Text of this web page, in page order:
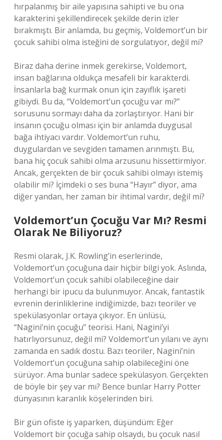
hırpalanmış bir aile yapısına sahipti ve bu ona
karakterini şekillendirecek şekilde derin izler
bırakmıştı. Bir anlamda, bu geçmiş, Voldemort’un bir
çocuk sahibi olma isteğini de sorgulatıyor, değil mi?
Biraz daha derine inmek gerekirse, Voldemort,
insan bağlarına oldukça mesafeli bir karakterdi.
İnsanlarla bağ kurmak onun için zayıflık işareti
gibiydi. Bu da, “Voldemort’un çocuğu var mı?”
sorusunu sormayı daha da zorlaştırıyor. Hani bir
insanın çocuğu olması için bir anlamda duygusal
bağa ihtiyacı vardır. Voldemort’un ruhu,
duygulardan ve sevgiden tamamen arınmıştı. Bu,
bana hiç çocuk sahibi olma arzusunu hissettirmiyor.
Ancak, gerçekten de bir çocuk sahibi olmayı istemiş
olabilir mi? İçimdeki o ses buna “Hayır” diyor, ama
diğer yandan, her zaman bir ihtimal vardır, değil mi?
Voldemort’un Çocuğu Var Mı? Resmi
Olarak Ne Biliyoruz?
Resmi olarak, J.K. Rowling’in eserlerinde,
Voldemort’un çocuğuna dair hiçbir bilgi yok. Aslında,
Voldemort’un çocuk sahibi olabileceğine dair
herhangi bir ipucu da bulunmuyor. Ancak, fantastik
evrenin derinliklerine indiğimizde, bazı teoriler ve
spekülasyonlar ortaya çıkıyor. En ünlüsü,
“Nagini’nin çocuğu” teorisi. Hani, Nagini’yi
hatırlıyorsunuz, değil mi? Voldemort’un yılanı ve aynı
zamanda en sadık dostu. Bazı teoriler, Nagini’nin
Voldemort’un çocuğuna sahip olabileceğini öne
sürüyor. Ama bunlar sadece spekülasyon. Gerçekten
de böyle bir şey var mı? Bence bunlar Harry Potter
dünyasının karanlık köşelerinden biri.
Bir gün ofiste iş yaparken, düşündüm: Eğer
Voldemort bir çocuğa sahip olsaydı, bu çocuk nasıl